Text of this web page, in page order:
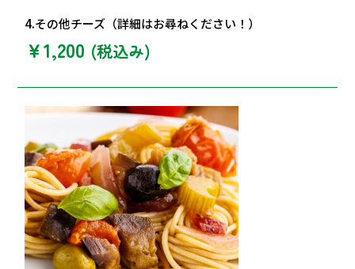
4.その他チーズ（詳細はお尋ねください！）
￥1,200 (税込み)